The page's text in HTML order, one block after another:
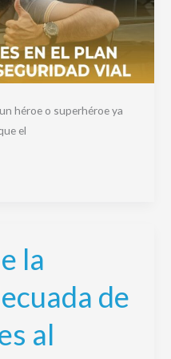
héroe o superhéroe ya
el
la
de
al